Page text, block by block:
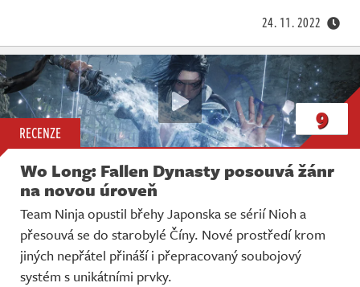
24. 11. 2022
RECENZE 9
Wo Long: Fallen Dynasty posouvá žánr
na novou úroveň
Team Ninja opustil břehy Japonska se sérií Nioh a
přesouvá se do starobylé Číny. Nové prostředí krom
jiných nepřátel přináší i přepracovaný soubojový
systém s unikátními prvky.